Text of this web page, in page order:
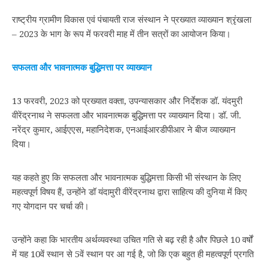
राष्ट्रीय ग्रामीण विकास एवं पंचायती राज संस्थान ने प्रख्यात व्याख्यान श्रृंखला
– 2023 के भाग के रूप में फरवरी माह में तीन सत्रों का आयोजन किया।
सफलता और भावनात्मक बुद्धिमत्ता पर व्याख्यान
13 फरवरी, 2023 को प्रख्यात वक्ता, उपन्यासकार और निर्देशक डॉ. यंदमुरी
वीरेंद्रनाथ ने सफलता और भावनात्मक बुद्धिमत्ता पर व्याख्यान दिया। डॉ. जी.
नरेंद्र कुमार, आईएएस, महानिदेशक, एनआईआरडीपीआर ने बीज व्याख्यान
दिया।
यह कहते हुए कि सफलता और भावनात्मक बुद्धिमत्ता किसी भी संस्थान के लिए
महत्वपूर्ण विषय हैं, उन्होंने डॉ यंदामुरी वीरेंद्रनाथ द्वारा साहित्य की दुनिया में किए
गए योगदान पर चर्चा की।
उन्होंने कहा कि भारतीय अर्थव्यवस्था उचित गति से बढ़ रही है और पिछले 10 वर्षों
में यह 10वें स्थान से 5वें स्थान पर आ गई है, जो कि एक बहुत ही महत्वपूर्ण प्रगति